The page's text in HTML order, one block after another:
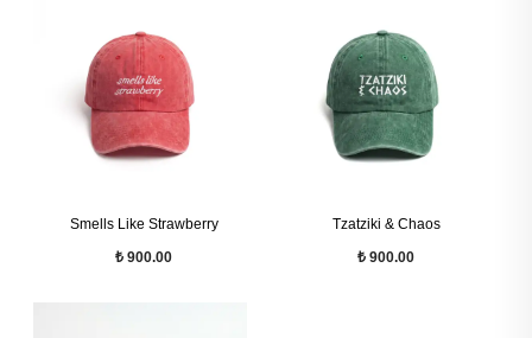
Smells Like Strawberry
₺ 900.00
Tzatziki & Chaos
₺ 900.00